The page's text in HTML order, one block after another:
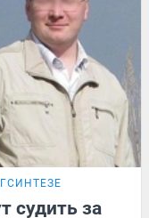
судить за